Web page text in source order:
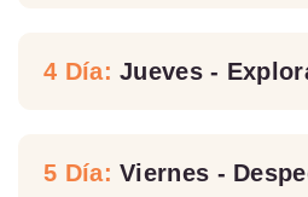
4 Día:Jueves -
5 Día:Viernes -